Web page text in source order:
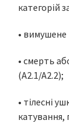
категорій
• вимушене
• смерть
(A2.1/A2.2);
• тілесні
катування,